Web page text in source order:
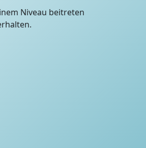
Niveau beitreten